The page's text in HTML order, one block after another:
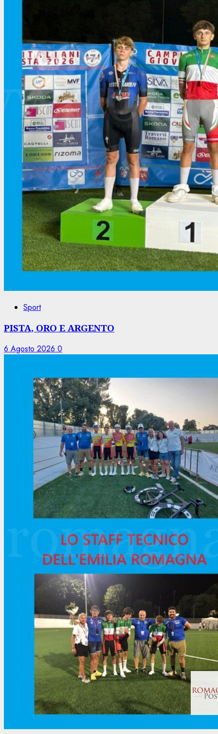
Sport
PISTA, ORO E ARGENTO
6 Agosto 2026 0